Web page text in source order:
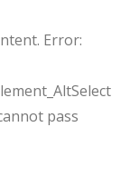
Error:
pass